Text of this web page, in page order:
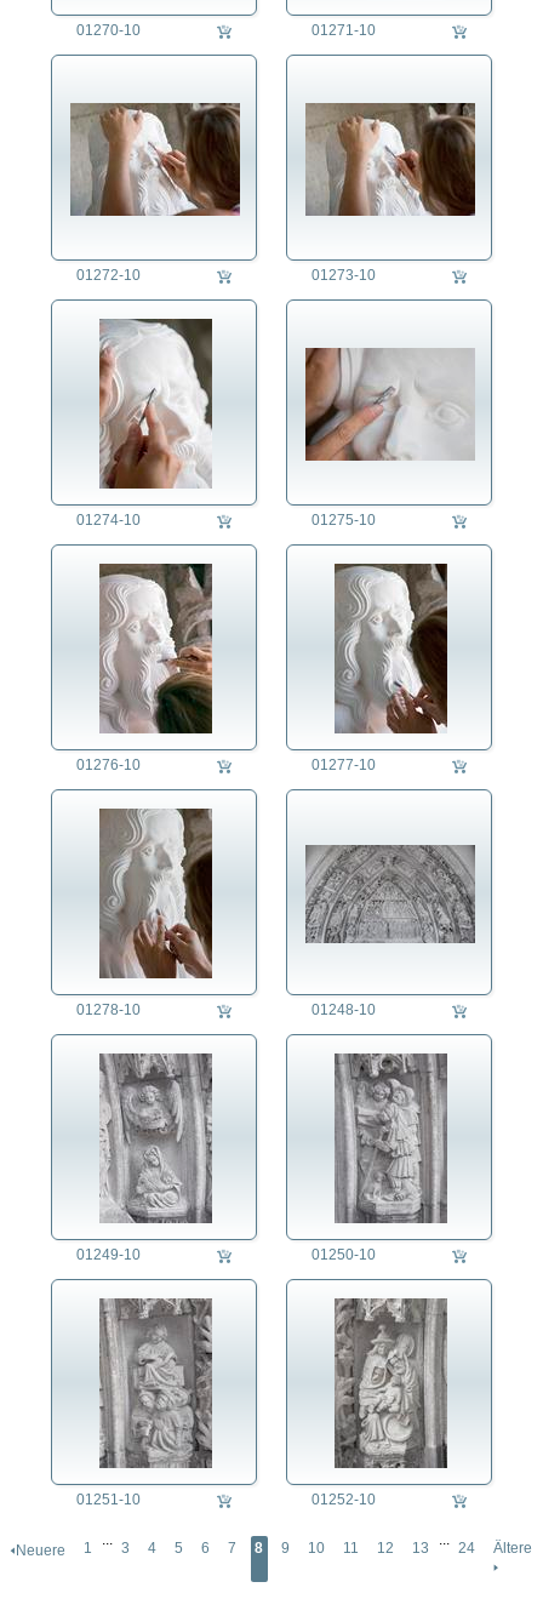
01270-10 01271-10
01272-10 01273-10
01274-10 01275-10
01276-10 01277-10
01278-10 01248-10
01249-10 01250-10
01251-10 01252-10
🢐Neuere 1 ... 3 4 5 6 7 8 9 10 11 12 13 ... 24
Ältere
🢒